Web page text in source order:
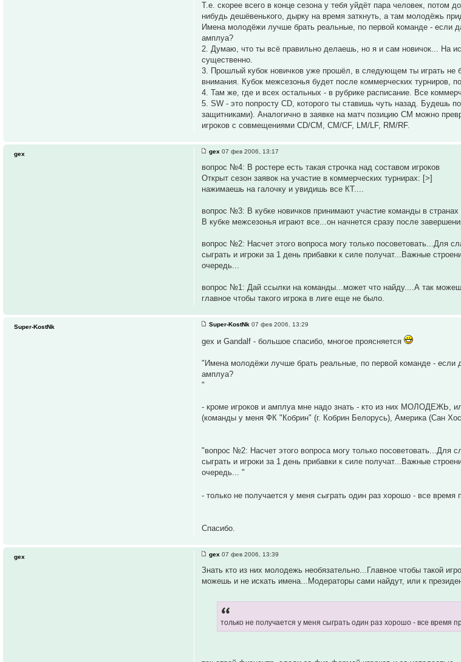
Т.е. скорее всего в конце сезона у тебя уйдёт пара человек, потом
нибудь дешёвенького, дырку на время заткнуть, а там молодёжь
Имена молодёжи лучше брать реальные, по первой команде - если
амплуа?
2. Думаю, что ты всё правильно делаешь, но я и сам новичок... На
существенно.
3. Прошлый кубок новичков уже прошёл, в следующем ты играть не
внимания. Кубок межсезонья будет после коммерческих турниров,
4. Там же, где и всех остальных - в рубрике расписание. Все
5. SW - это попросту CD, которого ты ставишь чуть назад. Будешь
защитниками). Аналогично в заявке на матч позицию CM можно
игроков с совмещениями CD/CM, CM/CF, LM/LF, RM/RF.
gex 07 фев 2006, 13:17
вопрос №4: В ростере есть такая строчка над составом игроков
Открыт сезон заявок на участие в коммерческих турнирах: [>]
нажимаешь на галочку и увидишь все КТ....
вопрос №3: В кубке новичков принимают участие команды в
В кубке межсезонья играют все...он начнется сразу после
вопрос №2: Насчет этого вопроса могу только посоветовать...Для
сыграть и игроки за 1 день прибавки к силе получат...Важные
очередь...
вопрос №1: Дай ссылки на команды...может что найду....А так
главное чтобы такого игрока в лиге еще не было.
gex
Super-KostNk 07 фев 2006, 13:29
gex и Gandalf - большое спасибо, многое проясняется
"Имена молодёжи лучше брать реальные, по первой команде - если
амплуа?
"
- кроме игроков и амплуа мне надо знать - кто из них МОЛОДЕЖЬ,
(команды у меня ФК "Кобрин" (г. Кобрин Белорусь), Америка (Сан
"вопрос №2: Насчет этого вопроса могу только посоветовать...Для
сыграть и игроки за 1 день прибавки к силе получат...Важные
очередь... "
- только не получается у меня сыграть один раз хорошо - все
Спасибо.
Super-KostNk
gex 07 фев 2006, 13:39
Знать кто из них молодежь необязательно...Главное чтобы такой
можешь и не искать имена...Модераторы сами найдут, или к
только не получается у меня сыграть один раз хорошо - все время
gex